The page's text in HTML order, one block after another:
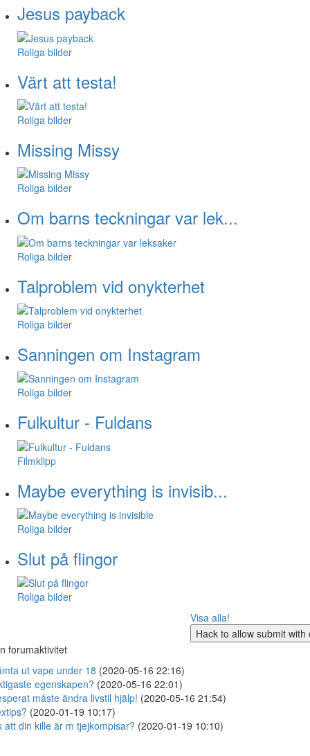
Jesus payback
Roliga bilder
Värt att testa!
Roliga bilder
Missing Missy
Roliga bilder
Om barns teckningar var lek...
Roliga bilder
Talproblem vid onykterhet
Roliga bilder
Sanningen om Instagram
Roliga bilder
Fulkultur - Fuldans
Filmklipp
Maybe everything is invisib...
Roliga bilder
Slut på flingor
Roliga bilder
Visa alla!
forumaktivitet
ut vape under 18 (2020-05-16 22:16)
egenskapen? (2020-05-16 22:01)
måste ändra livstil hjälp! (2020-05-16 21:54)
(2020-01-19 10:17)
att din kille är m tjejkompisar? (2020-01-19 10:10)